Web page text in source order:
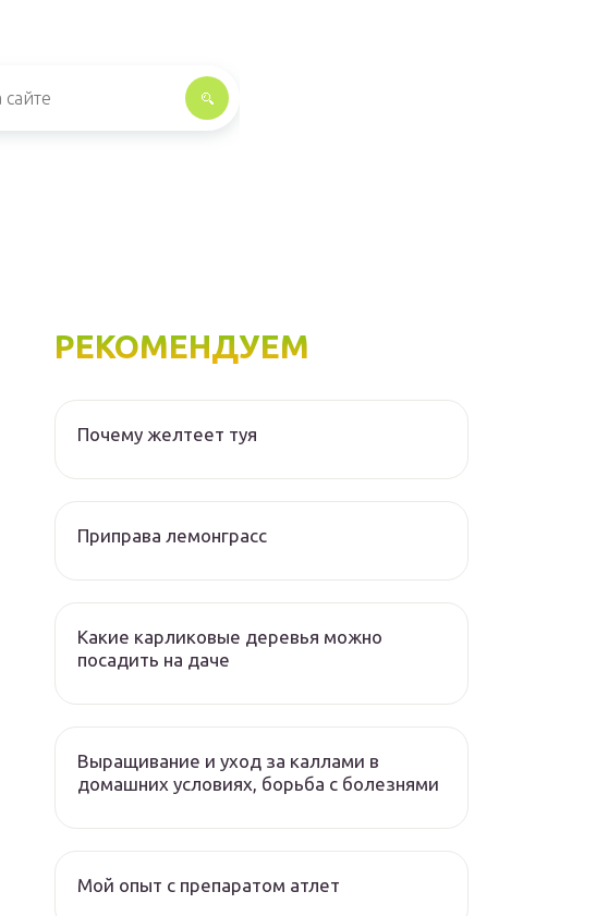
РЕКОМЕНДУЕМ
Почему желтеет туя
Приправа лемонграсс
Какие карликовые деревья можно
посадить на даче
Выращивание и уход за каллами в
домашних условиях, борьба с болезнями
Мой опыт с препаратом атлет